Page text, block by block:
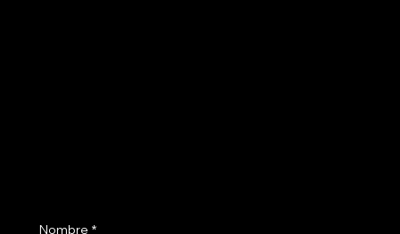
Nombre *